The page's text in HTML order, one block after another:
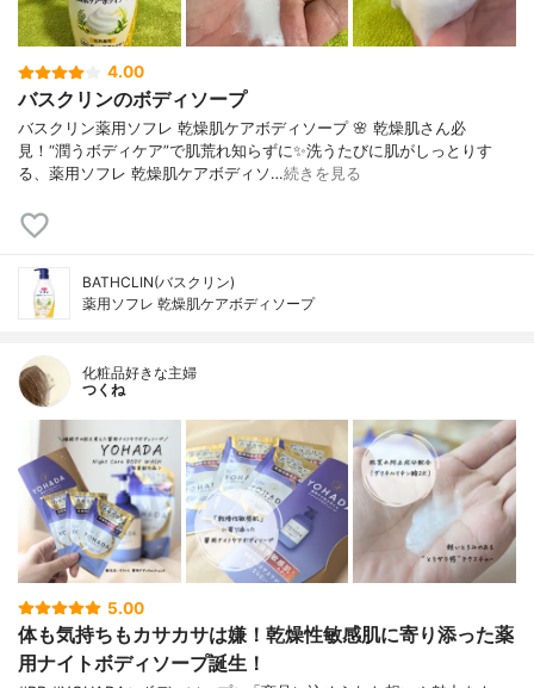
4.00
バスクリンのボディソープ
バスクリン薬用ソフレ 乾燥肌ケアボディソープ 🌸 乾燥肌さん必
見！“潤うボディケア”で肌荒れ知らずに✨洗うたびに肌がしっとりす
る、薬用ソフレ 乾燥肌ケアボディソ…続きを見る
BATHCLIN(バスクリン)
薬用ソフレ 乾燥肌ケアボディソープ
化粧品好きな主婦
つくね
5.00
体も気持ちもカサカサは嫌！乾燥性敏感肌に寄り添った薬
用ナイトボディソープ誕生！